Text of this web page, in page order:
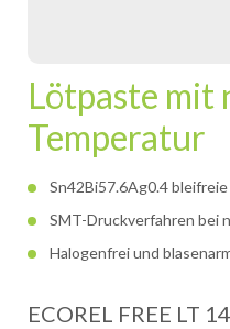
Lötpaste mit
Temperatur
Sn42Bi57.6Ag0.4
SMT-Druckverfahren bei
Halogenfrei und
ECOREL FREE LT